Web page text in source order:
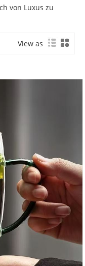
von Luxus zu
View as